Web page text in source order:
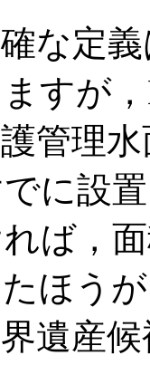
な定義
すが
管理
に設
ば，
ほう
遺産